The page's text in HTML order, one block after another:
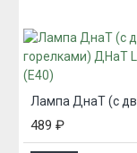
489 ₽